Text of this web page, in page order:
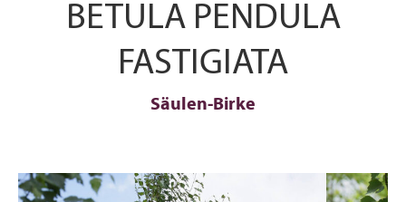
BETULA PENDULA
FASTIGIATA
Säulen-Birke